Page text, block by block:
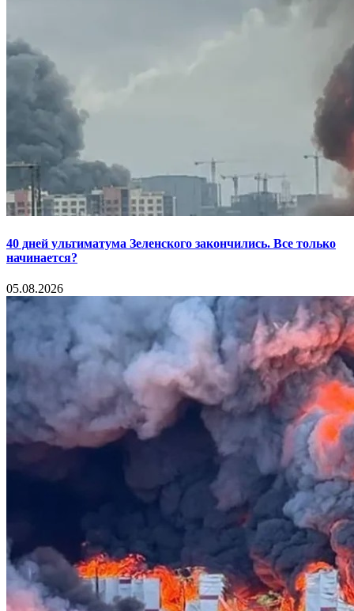
40 дней ультиматума Зеленского закончились. Все только
начинается?
05.08.2026